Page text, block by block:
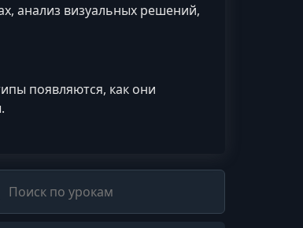
анализ визуальных решений,
появляются, как они